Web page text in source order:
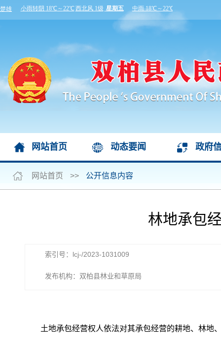
网站首页 动态要闻 政府
网站首页 >> 公开信息内容
林地承包
索引号：lcj-/2023-1031009
发布机构：双柏县林业和草原局
土地承包经营权人依法对其承包经营的耕地、林地